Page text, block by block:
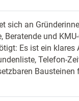
sich an
Beratende und
Es ist ein klares
Telefon-
Bausteinen